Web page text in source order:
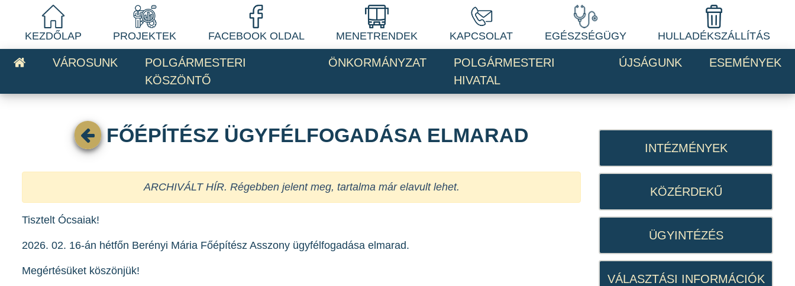
KEZDŐLAP PROJEKTEK FACEBOOK OLDAL MENETRENDEK KAPCSOLAT EGÉSZSÉGÜGY HULLADÉKSZÁLLÍTÁS
VÁROSUNK
POLGÁRMESTERI
KÖSZÖNTŐ
ÖNKORMÁNYZAT
POLGÁRMESTERI
HIVATAL
ÚJSÁGUNK ESEMÉNYEK
FŐÉPÍTÉSZ ÜGYFÉLFOGADÁSA ELMARAD
ARCHIVÁLT HÍR. Régebben jelent meg, tartalma már elavult lehet.
Tisztelt Ócsaiak!
2026. 02. 16-án hétfőn Berényi Mária Főépítész Asszony ügyfélfogadása elmarad.
Megértésüket köszönjük!
INTÉZMÉNYEK
KÖZÉRDEKŰ
ÜGYINTÉZÉS
VÁLASZTÁSI INFORMÁCIÓK